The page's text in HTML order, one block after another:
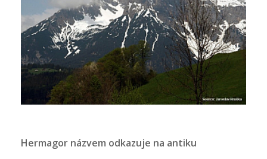
Hermagor názvem odkazuje na antiku